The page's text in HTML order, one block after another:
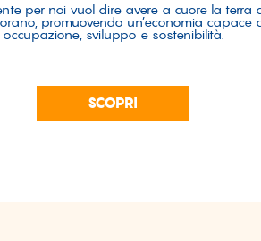
per noi vuol dire avere a cuore la terra
promuovendo un’economia capace
occupazione, sviluppo e sostenibilità.
SCOPRI